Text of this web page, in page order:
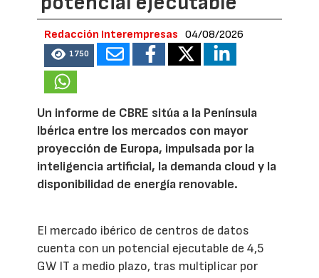
Redacción Interempresas 04/08/2026
1750
Un informe de CBRE sitúa a la Península
Ibérica entre los mercados con mayor
proyección de Europa, impulsada por la
inteligencia artificial, la demanda cloud y la
disponibilidad de energía renovable.
El mercado ibérico de centros de datos
cuenta con un potencial ejecutable de 4,5
GW IT a medio plazo, tras multiplicar por